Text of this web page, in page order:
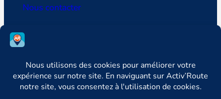
Nous contacter
SUIVEZ LA LIGUE DE DEFENSE DES
CONDUCTEURS
FacebookInstagram LinkedIn